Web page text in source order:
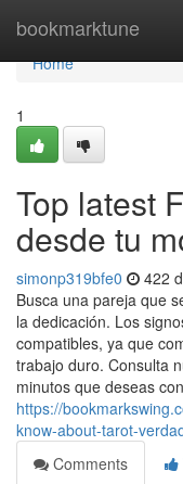
bookmarktune
Home
Home
1
Top latest
desde tu
simonp319bfe0 422
Busca una pareja que
la dedicación. Los
compatibles, ya que
trabajo duro. Consulta
minutos que deseas
https://
know-about-tarot-
Comments